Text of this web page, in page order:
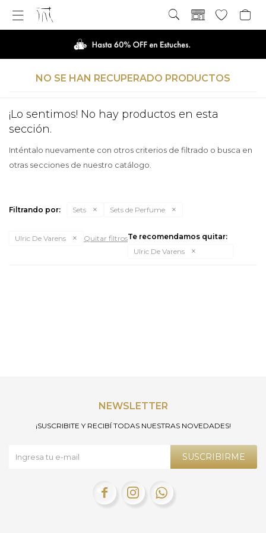

NO SE HAN RECUPERADO PRODUCTOS
¡Lo sentimos! No hay productos en esta
sección.
Inténtalo nuevamente con otros criterios de filtrado o busca en
otras secciones de nuestro catálogo.
Filtrando por: Sets Sets de Perfume
Ulric De Varens Quitar filtrosTe recomendamos quitar:
Ulric De Varens
NEWSLETTER
¡SUSCRIBITE Y RECIBÍ TODAS NUESTRAS NOVEDADES!
SUSCRIBIRME
  